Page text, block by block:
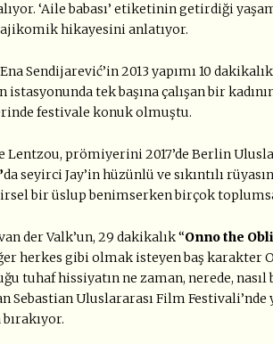
‘Aile babası’ etiketinin getirdiği yaşam
hikayesini anlatıyor.
Sendijarević’in 2013 yapımı 10
istasyonunda tek başına çalışan bir
festivale konuk olmuştu.
Lentzou, prömiyerini 2017’de Berlin
da seyirci Jay’in hüzünlü ve sıkıntılı
bir üslup benimserken birçok
der Valk’un, 29 dakikalık “Onno the
herkes gibi olmak isteyen baş karakter
tuhaf hissiyatın ne zaman, nerede, nasıl
Sebastian Uluslararası Film